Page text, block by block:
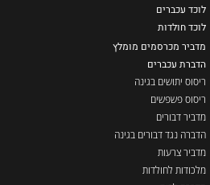
לוכד עכברים
לוכד חולדות
מדביר מכרסמים מומלץ
הדברת עכברים
ריסוס יתושים בגינה
ריסוס פשפשים
מדביר דבורים
הדברה נגד דבורים בגינה
מדביר צרעות
מלכודות לחולדות